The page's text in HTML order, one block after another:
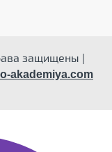
защищены |
akademiya.com